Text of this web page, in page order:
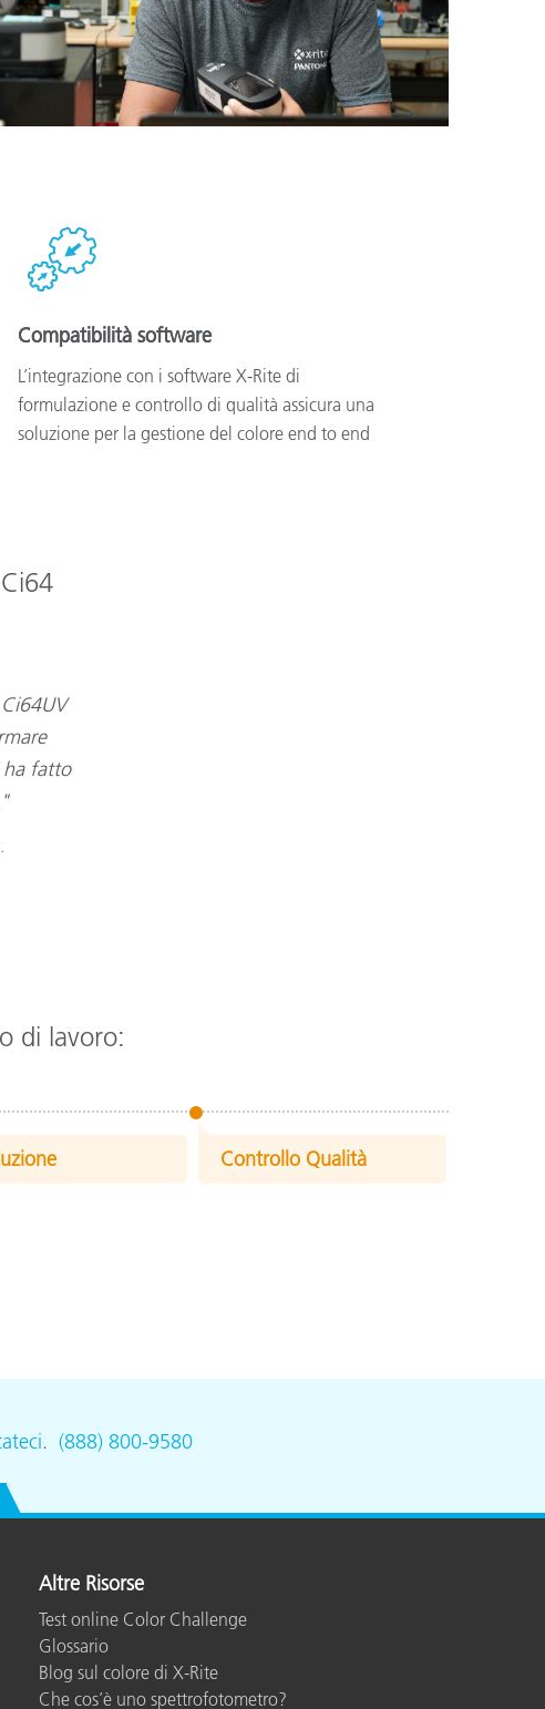
Compatibilità software
L’integrazione con i software X-Rite di
formulazione e controllo di qualità assicura una
soluzione per la gestione del colore end to end
ha fatto
di lavoro:
Controllo Qualità
. (888) 800-9580
Altre Risorse
Test online Color Challenge
Glossario
Blog sul colore di X-Rite
Che cos’è uno spettrofotometro?